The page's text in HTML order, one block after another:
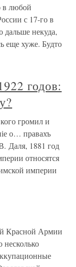
в любой
с 17-го в
дальше некуда,
еще хуже. Будто
годов:
громил и
о… правахъ
Даля, 1881 год
относятся
империи
Красной Армии
несколько